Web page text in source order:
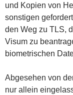
und Kopien von
sonstigen
den Weg zu TLS,
Visum zu
biometrischen
Abgesehen von
nur allein